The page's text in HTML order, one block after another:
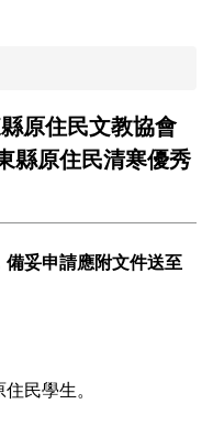
原住民文教協會
縣原住民清寒優秀
備妥申請應附文件送至
民學生。